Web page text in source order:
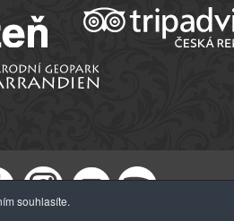
souhlasíte.